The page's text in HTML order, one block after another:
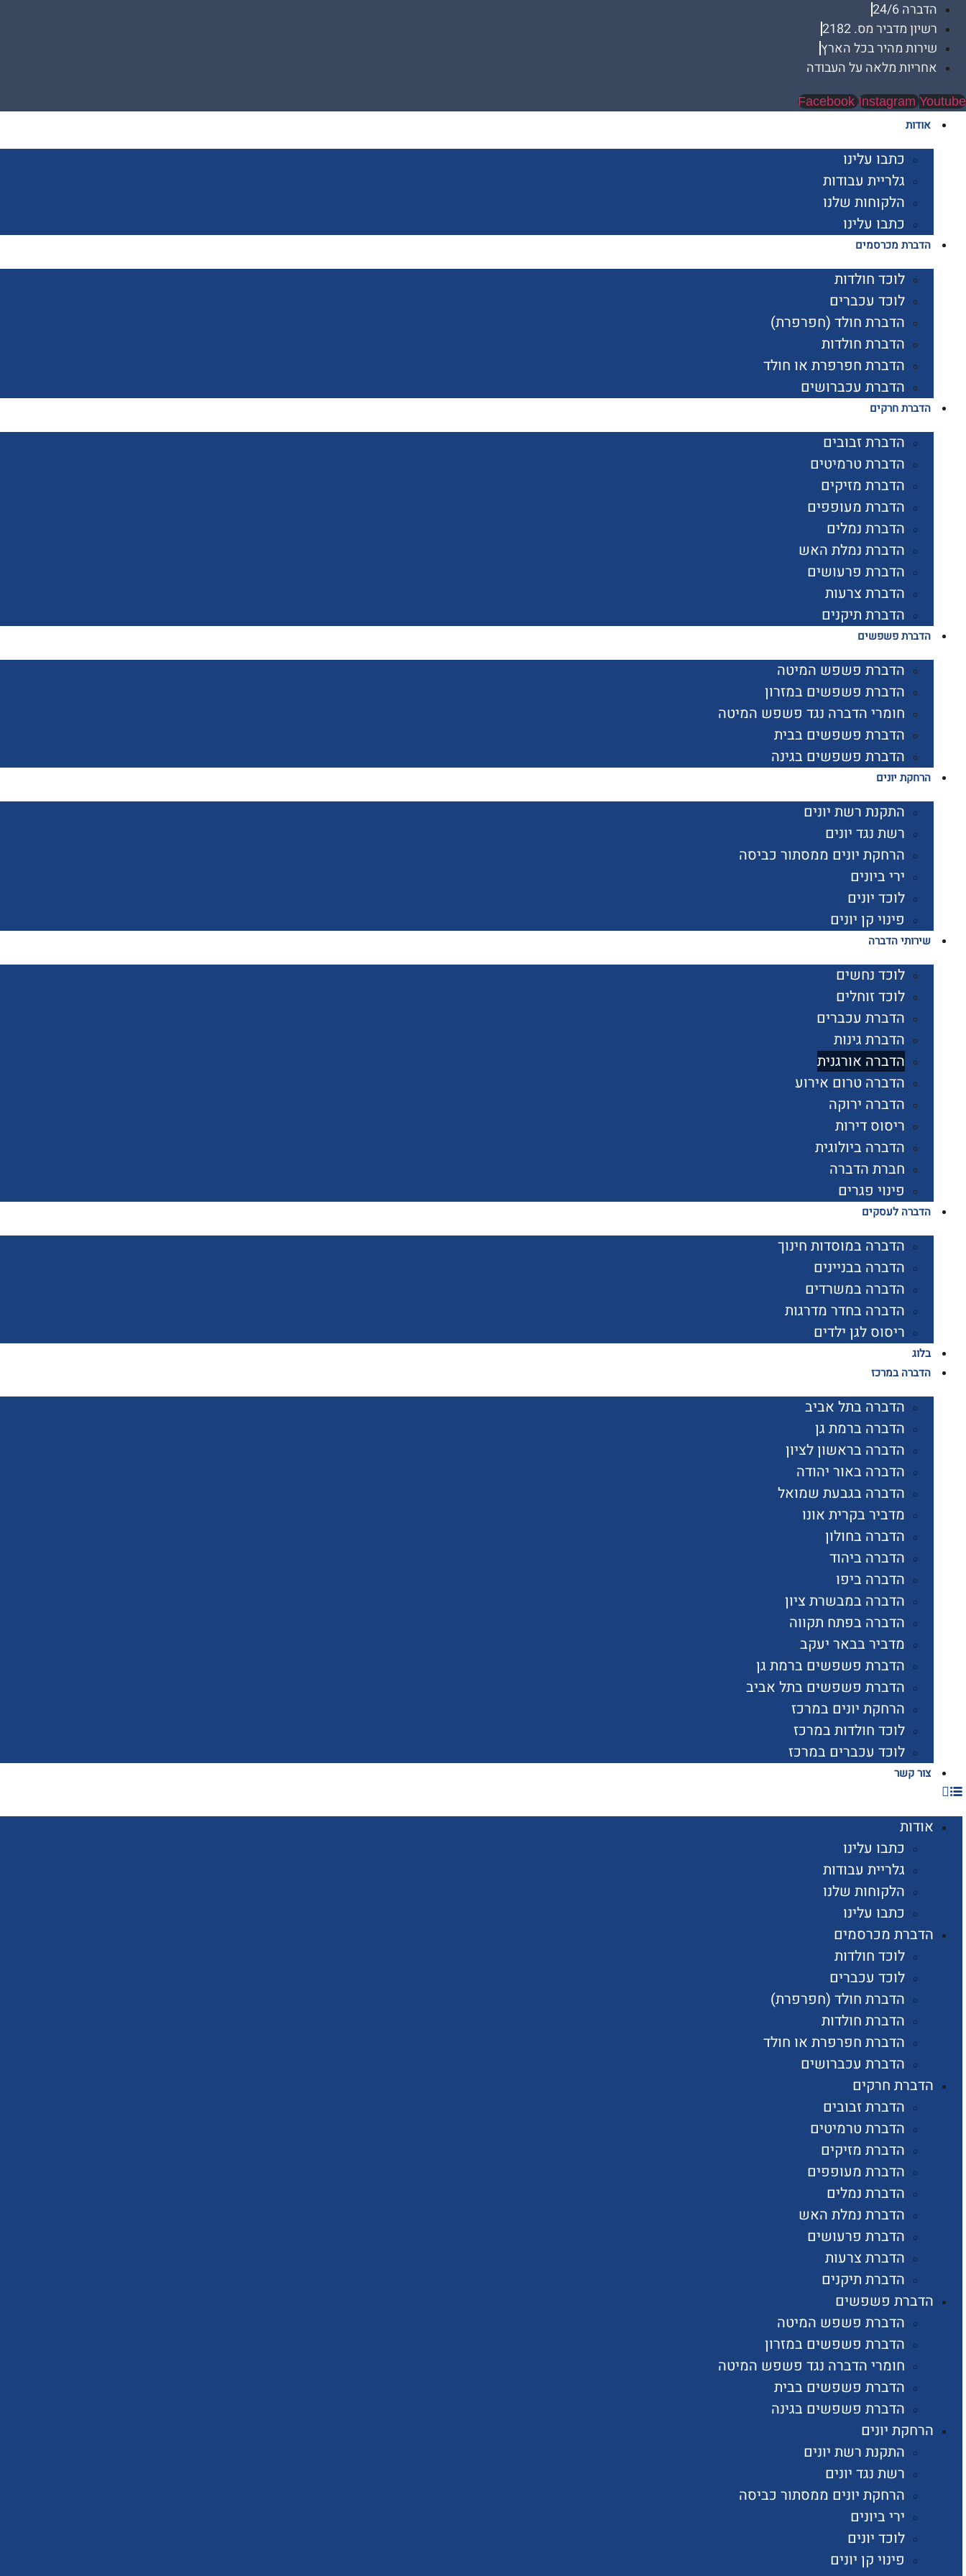
הדברה 24/6
רשיון מדביר מס. 2182
שירות מהיר בכל הארץ
אחריות מלאה על העבודה
Facebook Instagram Youtube
אודות
כתבו עלינו
גלריית עבודות
הלקוחות שלנו
כתבו עלינו
הדברת מכרסמים
לוכד חולדות
לוכד עכברים
הדברת חולד (חפרפרת)
הדברת חולדות
הדברת חפרפרת או חולד
הדברת עכברושים
הדברת חרקים
הדברת זבובים
הדברת טרמיטים
הדברת מזיקים
הדברת מעופפים
הדברת נמלים
הדברת נמלת האש
הדברת פרעושים
הדברת צרעות
הדברת תיקנים
הדברת פשפשים
הדברת פשפש המיטה
הדברת פשפשים במזרון
חומרי הדברה נגד פשפש המיטה
הדברת פשפשים בבית
הדברת פשפשים בגינה
הרחקת יונים
התקנת רשת יונים
רשת נגד יונים
הרחקת יונים ממסתור כביסה
ירי ביונים
לוכד יונים
פינוי קן יונים
שירותי הדברה
לוכד נחשים
לוכד זוחלים
הדברת עכברים
הדברת גינות
הדברה אורגנית
הדברה טרום אירוע
הדברה ירוקה
ריסוס דירות
הדברה ביולוגית
חברת הדברה
פינוי פגרים
הדברה לעסקים
הדברה במוסדות חינוך
הדברה בבניינים
הדברה במשרדים
הדברה בחדר מדרגות
ריסוס לגן ילדים
בלוג
הדברה במרכז
הדברה בתל אביב
הדברה ברמת גן
הדברה בראשון לציון
הדברה באור יהודה
הדברה בגבעת שמואל
מדביר בקרית אונו
הדברה בחולון
הדברה ביהוד
הדברה ביפו
הדברה במבשרת ציון
הדברה בפתח תקווה
מדביר בבאר יעקב
הדברת פשפשים ברמת גן
הדברת פשפשים בתל אביב
הרחקת יונים במרכז
לוכד חולדות במרכז
לוכד עכברים במרכז
צור קשר
אודות
כתבו עלינו
גלריית עבודות
הלקוחות שלנו
כתבו עלינו
הדברת מכרסמים
לוכד חולדות
לוכד עכברים
הדברת חולד (חפרפרת)
הדברת חולדות
הדברת חפרפרת או חולד
הדברת עכברושים
הדברת חרקים
הדברת זבובים
הדברת טרמיטים
הדברת מזיקים
הדברת מעופפים
הדברת נמלים
הדברת נמלת האש
הדברת פרעושים
הדברת צרעות
הדברת תיקנים
הדברת פשפשים
הדברת פשפש המיטה
הדברת פשפשים במזרון
חומרי הדברה נגד פשפש המיטה
הדברת פשפשים בבית
הדברת פשפשים בגינה
הרחקת יונים
התקנת רשת יונים
רשת נגד יונים
הרחקת יונים ממסתור כביסה
ירי ביונים
לוכד יונים
פינוי קן יונים